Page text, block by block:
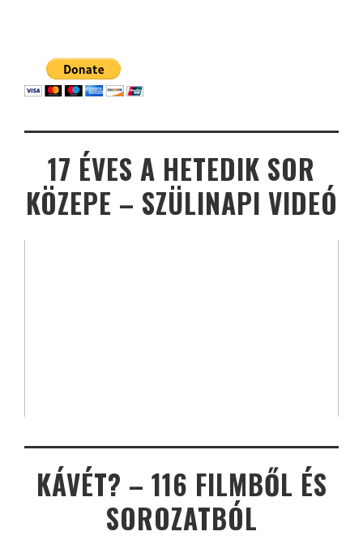
17 ÉVES A HETEDIK SOR
KÖZEPE – SZÜLINAPI VIDEÓ
KÁVÉT? – 116 FILMBŐL ÉS
SOROZATBÓL